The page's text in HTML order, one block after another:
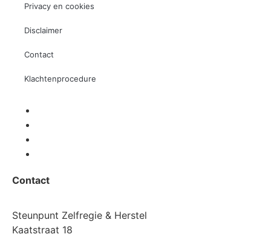
Privacy en cookies
Disclaimer
Contact
Klachtenprocedure
Contact
Steunpunt Zelfregie & Herstel
Kaatstraat 18